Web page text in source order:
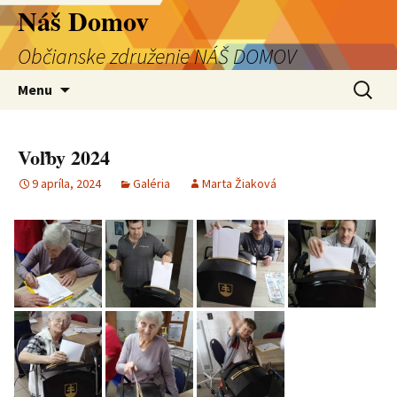
Preskočiť
na
obsah
Náš Domov
Občianske združenie NÁŠ DOMOV
Menu Hľadať:
Voľby 2024
9 apríla, 2024 Galéria Marta Žiaková